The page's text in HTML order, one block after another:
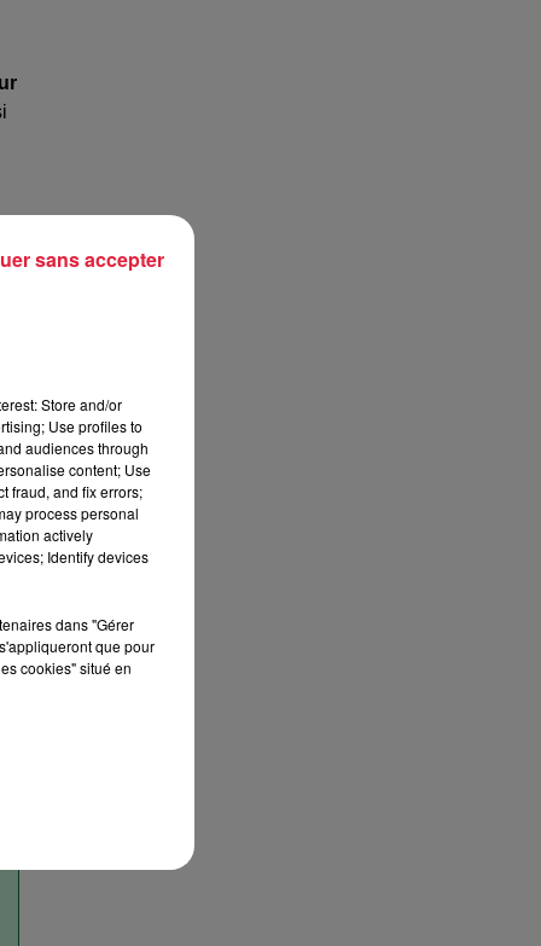
Store and/or
Use profiles to
audiences through
content; Use
fraud, and fix errors;
process personal
actively
Identify devices
dans "Gérer
que pour
cookies" situé en
sans accepter